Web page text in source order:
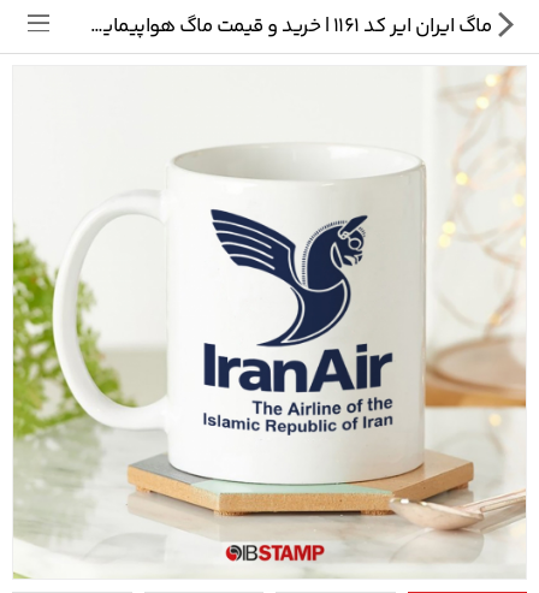
ماگ ایران ایر کد 1161 | خرید و قیمت ماگ هواپیمایی ایران
تی شرت
ماگ
پیکسل
پیج ما در اینستاگرام سوالات متداول